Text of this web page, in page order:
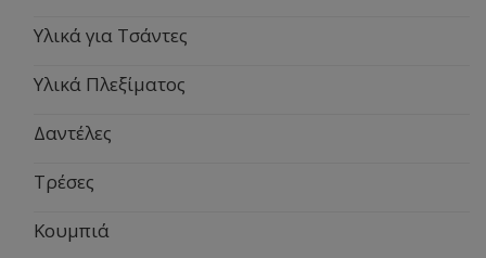
Υλικά για Τσάντες
Υλικά Πλεξίματος
Δαντέλες
Τρέσες
Κουμπιά